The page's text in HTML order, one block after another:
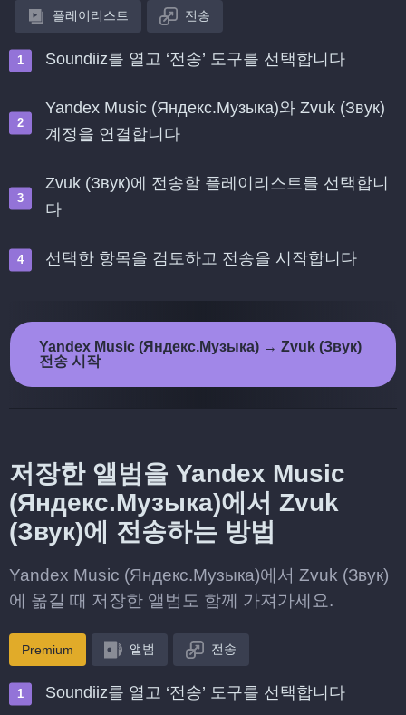
플레이리스트 전송
Soundiiz를 열고 ‘전송’ 도구를 선택합니다
Yandex Music (Яндекс.Музыка)와 Zvuk (Звук)
계정을 연결합니다
Zvuk (Звук)에 전송할 플레이리스트를 선택합니
다
선택한 항목을 검토하고 전송을 시작합니다
Yandex Music (Яндекс.Музыка) → Zvuk (Звук)
전송 시작
저장한 앨범을 Yandex Music
(Яндекс.Музыка)에서 Zvuk
(Звук)에 전송하는 방법
Yandex Music (Яндекс.Музыка)에서 Zvuk (Звук)
에 옮길 때 저장한 앨범도 함께 가져가세요.
Premium 앨범 전송
Soundiiz를 열고 ‘전송’ 도구를 선택합니다